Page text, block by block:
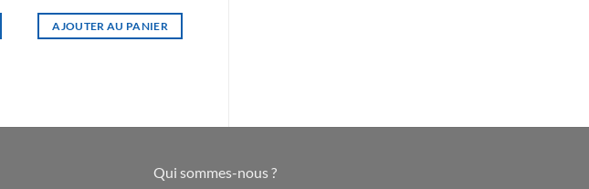
AJOUTER AU PANIER
Qui sommes-nous ?